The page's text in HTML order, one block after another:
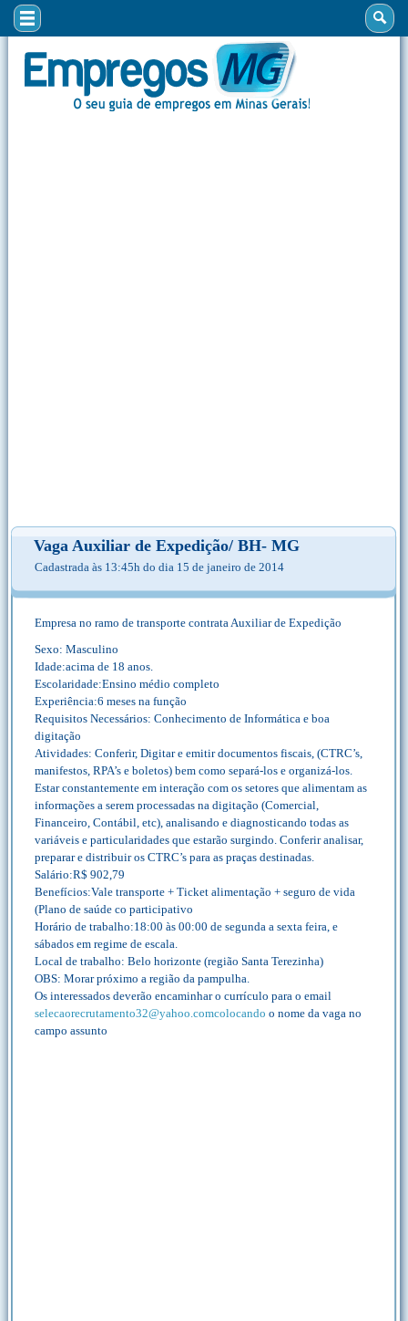
Vaga Auxiliar de Expedição/ BH- MG
Cadastrada às 13:45h do dia 15 de janeiro de 2014
Empresa no ramo de transporte contrata Auxiliar de Expedição
Sexo: Masculino
Idade:acima de 18 anos.
Escolaridade:Ensino médio completo
Experiência:6 meses na função
Requisitos Necessários: Conhecimento de Informática e boa
digitação
Atividades: Conferir, Digitar e emitir documentos fiscais, (CTRC’s,
manifestos, RPA’s e boletos) bem como separá-los e organizá-los.
Estar constantemente em interação com os setores que alimentam as
informações a serem processadas na digitação (Comercial,
Financeiro, Contábil, etc), analisando e diagnosticando todas as
variáveis e particularidades que estarão surgindo. Conferir analisar,
preparar e distribuir os CTRC’s para as praças destinadas.
Salário:R$ 902,79
Benefícios:Vale transporte + Ticket alimentação + seguro de vida
(Plano de saúde co participativo
Horário de trabalho:18:00 às 00:00 de segunda a sexta feira, e
sábados em regime de escala.
Local de trabalho: Belo horizonte (região Santa Terezinha)
OBS: Morar próximo a região da pampulha.
Os interessados deverão encaminhar o currículo para o email
selecaorecrutamento32@yahoo.comcolocando o nome da vaga no
campo assunto